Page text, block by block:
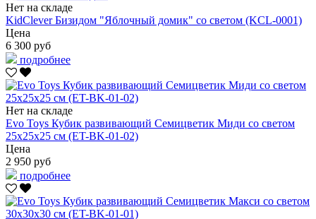
Нет на складе
KidClever Бизидом "Яблочный домик" со светом (KCL-0001)
Цена
6 300 руб
подробнее
Нет на складе
Evo Toys Кубик развивающий Семицветик Миди со светом
25х25х25 см (ET-BK-01-02)
Цена
2 950 руб
подробнее